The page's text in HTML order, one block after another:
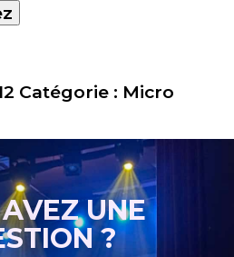
Catégorie : Micro
UNE
?